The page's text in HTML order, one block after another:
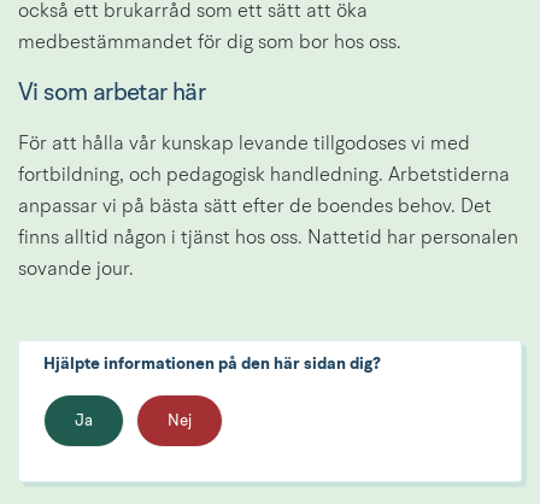
också ett brukarråd som ett sätt att öka
medbestämmandet för dig som bor hos oss.
Vi som arbetar här
För att hålla vår kunskap levande tillgodoses vi med
fortbildning, och pedagogisk handledning. Arbetstiderna
anpassar vi på bästa sätt efter de boendes behov. Det
finns alltid någon i tjänst hos oss. Nattetid har personalen
sovande jour.
Hjälpte informationen på den här sidan dig?
Ja Nej